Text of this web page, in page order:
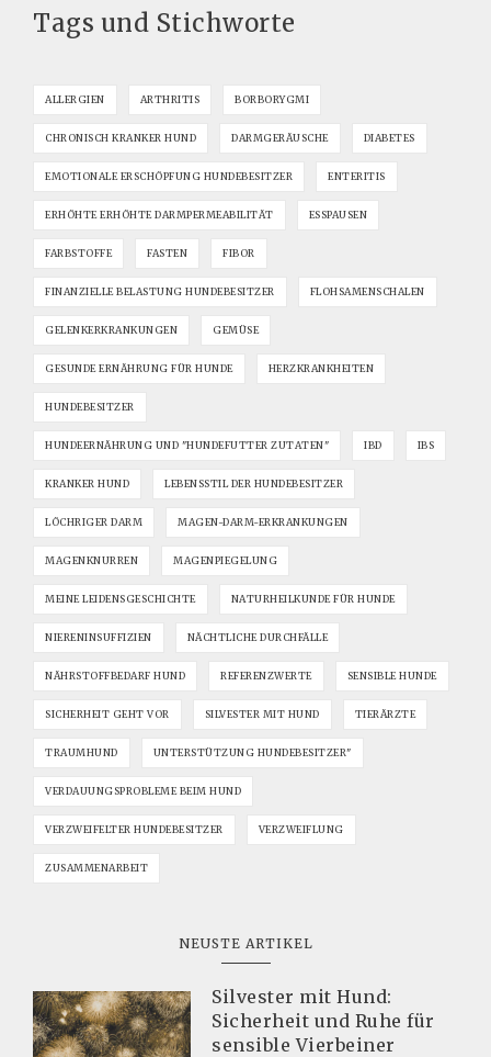
Tags und Stichworte
ALLERGIEN ARTHRITIS BORBORYGMI
CHRONISCH KRANKER HUND DARMGERÄUSCHE DIABETES
EMOTIONALE ERSCHÖPFUNG HUNDEBESITZER ENTERITIS
ERHÖHTE ERHÖHTE DARMPERMEABILITÄT ESSPAUSEN
FARBSTOFFE FASTEN FIBOR
FINANZIELLE BELASTUNG HUNDEBESITZER FLOHSAMENSCHALEN
GELENKERKRANKUNGEN GEMÜSE
GESUNDE ERNÄHRUNG FÜR HUNDE HERZKRANKHEITEN
HUNDEBESITZER
HUNDEERNÄHRUNG UND "HUNDEFUTTER ZUTATEN" IBD IBS
KRANKER HUND LEBENSSTIL DER HUNDEBESITZER
LÖCHRIGER DARM MAGEN-DARM-ERKRANKUNGEN
MAGENKNURREN MAGENPIEGELUNG
MEINE LEIDENSGESCHICHTE NATURHEILKUNDE FÜR HUNDE
NIERENINSUFFIZIEN NÄCHTLICHE DURCHFÄLLE
NÄHRSTOFFBEDARF HUND REFERENZWERTE SENSIBLE HUNDE
SICHERHEIT GEHT VOR SILVESTER MIT HUND TIERÄRZTE
TRAUMHUND UNTERSTÜTZUNG HUNDEBESITZER"
VERDAUUNGSPROBLEME BEIM HUND
VERZWEIFELTER HUNDEBESITZER VERZWEIFLUNG
ZUSAMMENARBEIT
NEUSTE ARTIKEL
Silvester mit Hund:
Sicherheit und Ruhe für
sensible Vierbeiner